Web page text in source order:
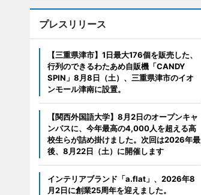
プレスリリース
【三重県津市】1日最大176個を販売した、
行列のできるわたあめ自販機「CANDY
SPIN」8月8日（土）、三重県津市のイオ
ンモール津南に設置。
【関西外国語大学】8月2日のオープンキャ
ンパスに、今年最高の4,000人を超える高
校生らが詰め掛けました。次回は2026年最
後、8月22日（土）に開催します
インテリアブランド「a.flat」、2026年8
月2日に創業25周年を迎えました。